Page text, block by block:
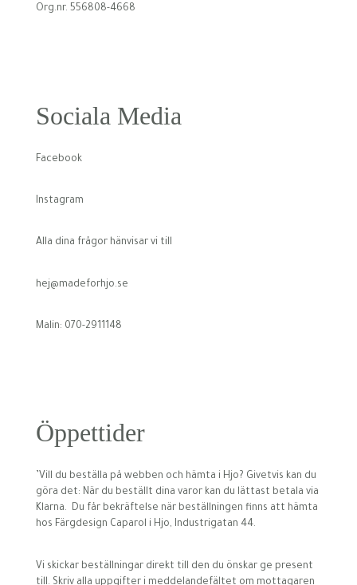
Org.nr. 556808-4668
Sociala Media
Facebook
Instagram
Alla dina frågor hänvisar vi till
hej@madeforhjo.se
Malin: 070-2911148
Öppettider
’Vill du beställa på webben och hämta i Hjo? Givetvis kan du
göra det: När du beställt dina varor kan du lättast betala via
Klarna. Du får bekräftelse när beställningen finns att hämta
hos Färgdesign Caparol i Hjo, Industrigatan 44.
Vi skickar beställningar direkt till den du önskar ge present
till. Skriv alla uppgifter i meddelandefältet om mottagaren